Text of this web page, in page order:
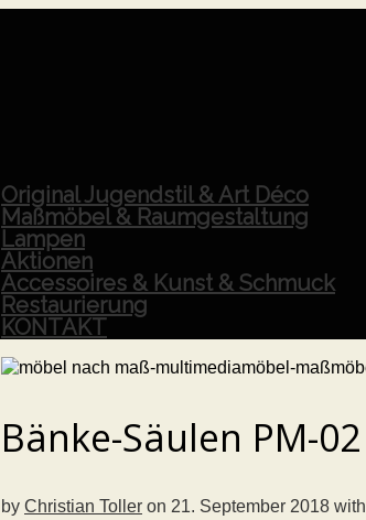
Original Jugendstil & Art Déco
Maßmöbel & Raumgestaltung
Lampen
Aktionen
Accessoires & Kunst & Schmuck
Restaurierung
KONTAKT
Bänke-Säulen PM-02
by Christian Toller on 21. September 2018 with